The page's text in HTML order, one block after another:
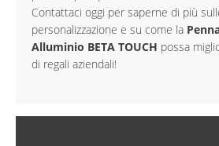
Contattaci oggi per saperne di più
personalizzazione e su come la
Alluminio BETA TOUCH possa
di regali aziendali!